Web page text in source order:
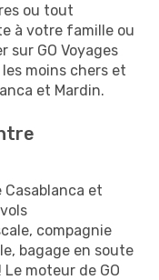
ou tout
à votre famille ou
sur GO Voyages
moins chers et
et Mardin.
et
compagnie
bagage en soute
moteur de GO